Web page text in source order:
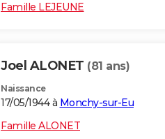
Famille LEJEUNE
Joel ALONET (81 ans)
Naissance
17/05/1944 à Monchy-sur-Eu
Famille ALONET